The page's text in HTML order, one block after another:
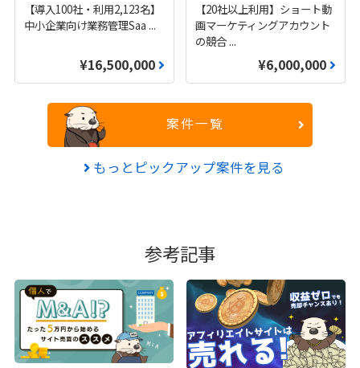
【導入100社・利用2,123名】
中小企業向け業務管理Saa ...
¥16,500,000
【20社以上利用】ショート動
画マーケティングアカウント
の競合...
¥6,000,000
案件一覧
もっとピックアップ案件を見る
参考記事